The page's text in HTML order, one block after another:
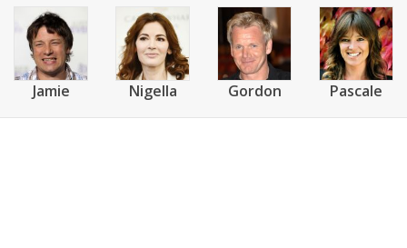
Jamie Nigella Gordon Pascale